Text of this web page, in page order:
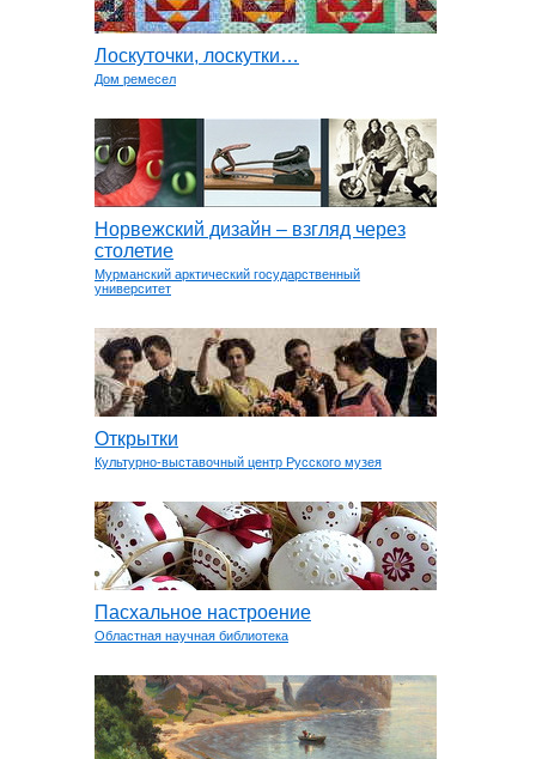
Лоскуточки, лоскутки…
Дом ремесел
Норвежский дизайн – взгляд через
столетие
Мурманский арктический государственный
университет
Открытки
Культурно-выставочный центр Русского музея
Пасхальное настроение
Областная научная библиотека